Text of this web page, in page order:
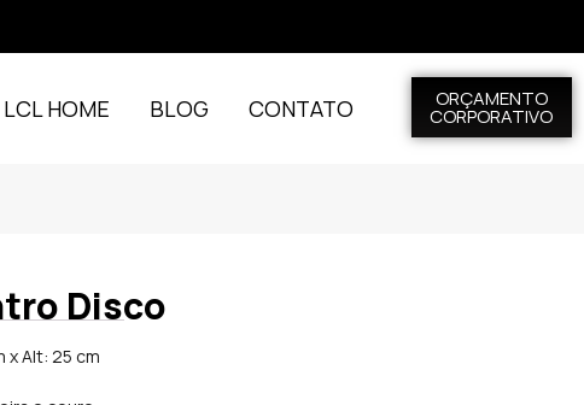
LCL HOME BLOG CONTATO ORÇAMENTO
CORPORATIVO
Disco
x Alt: 25 cm